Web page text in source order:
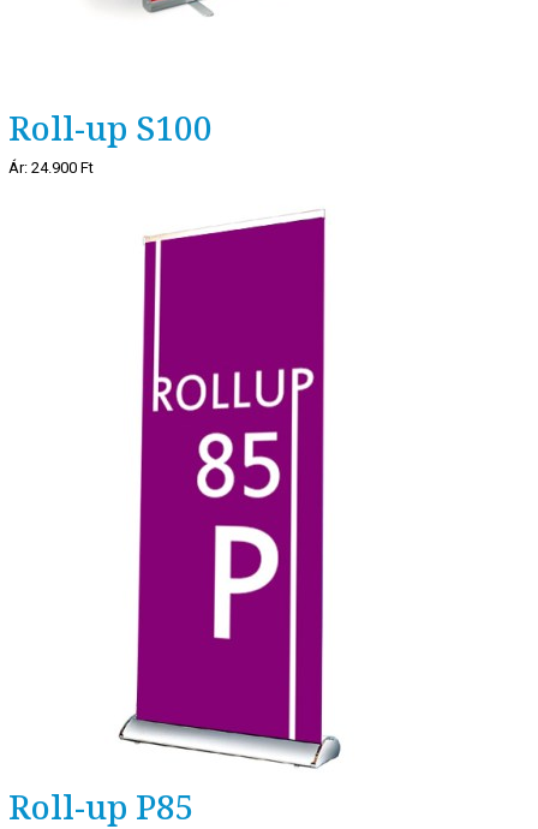
Roll-up S100
Ár: 24.900 Ft
Roll-up P85